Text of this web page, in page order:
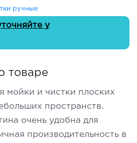
ручные
у
товаре
мойки и чистки плоских
пространств.
очень удобна для
производительность в